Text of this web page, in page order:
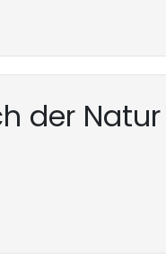
der Natur